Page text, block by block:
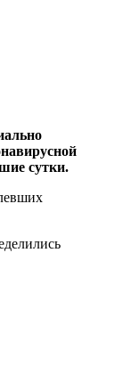
сутки.